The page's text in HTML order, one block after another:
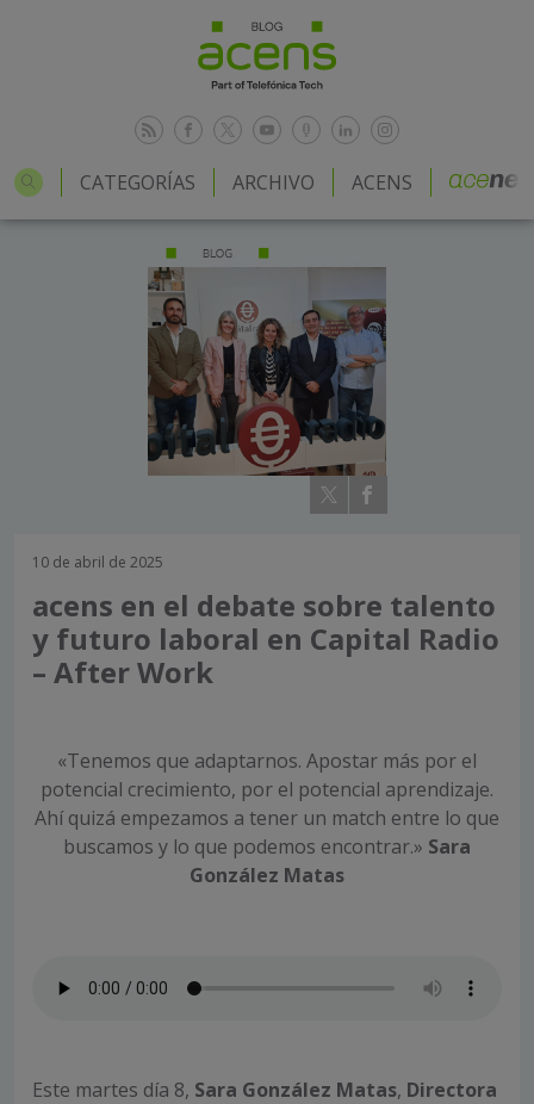
CATEGORÍAS ARCHIVO ACENS
10 de abril de 2025
acens en el debate sobre talento
y futuro laboral en Capital Radio
– After Work
«Tenemos que adaptarnos. Apostar más por el
potencial crecimiento, por el potencial aprendizaje.
Ahí quizá empezamos a tener un match entre lo que
buscamos y lo que podemos encontrar.» Sara
González Matas
Este martes día 8, Sara González Matas, Directora